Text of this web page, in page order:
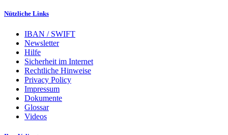
Nützliche Links
IBAN / SWIFT
Newsletter
Hilfe
Sicherheit im Internet
Rechtliche Hinweise
Privacy Policy
Impressum
Dokumente
Glossar
Videos